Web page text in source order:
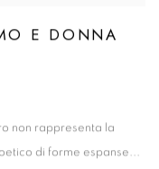
E DONNA
non rappresenta la
di forme espanse...